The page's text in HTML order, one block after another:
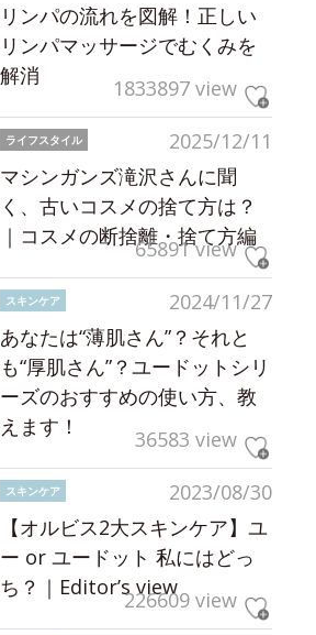
リンパの流れを図解！正しい
リンパマッサージでむくみを
解消
1833897 view
2025/12/11
ライフスタイル
マシンガンズ滝沢さんに聞
く、古いコスメの捨て方は？
｜コスメの断捨離・捨て方編
65891 view
2024/11/27
スキンケア
あなたは“薄肌さん”？それと
も“厚肌さん”？ユードットシリ
ーズのおすすめの使い方、教
えます！
36583 view
2023/08/30
スキンケア
【オルビス2大スキンケア】ユ
ー or ユードット 私にはどっ
ち？｜Editor’s view226609 view